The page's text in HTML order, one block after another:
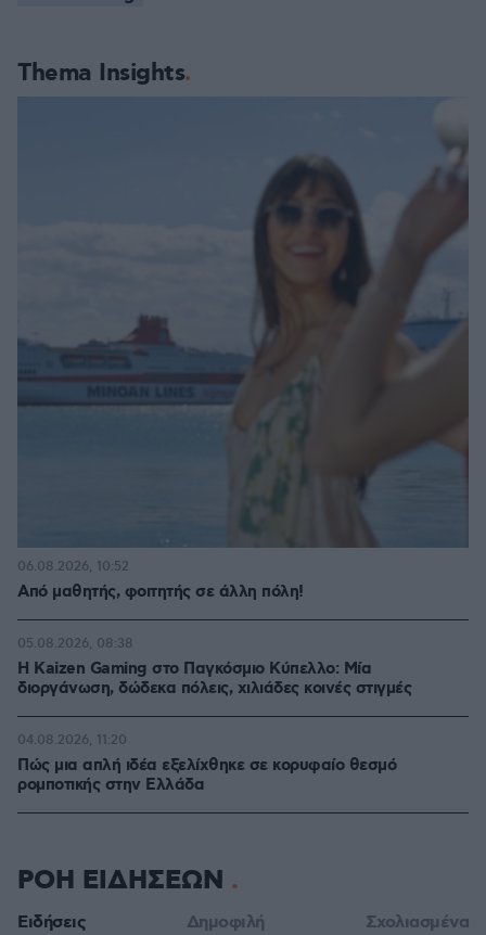
Thema Insights
Από μαθητής, φοιτητής σε άλλη πόλη!
06.08.2026, 10:52
H Kaizen Gaming στο Παγκόσμιο Kύπελλο: Μία
διοργάνωση, δώδεκα πόλεις, χιλιάδες κοινές στιγμές
05.08.2026, 08:38
Πώς μια απλή ιδέα εξελίχθηκε σε κορυφαίο θεσμό
ρομποτικής στην Ελλάδα
04.08.2026, 11:20
ΡΟΗ ΕΙΔΗΣΕΩΝ
Ειδήσεις Δημοφιλή Σχολιασμένα